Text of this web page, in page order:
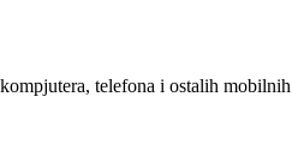
telefona i ostalih